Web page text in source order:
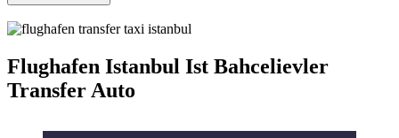
Flughafen Istanbul Ist Bahcelievler
Transfer Auto